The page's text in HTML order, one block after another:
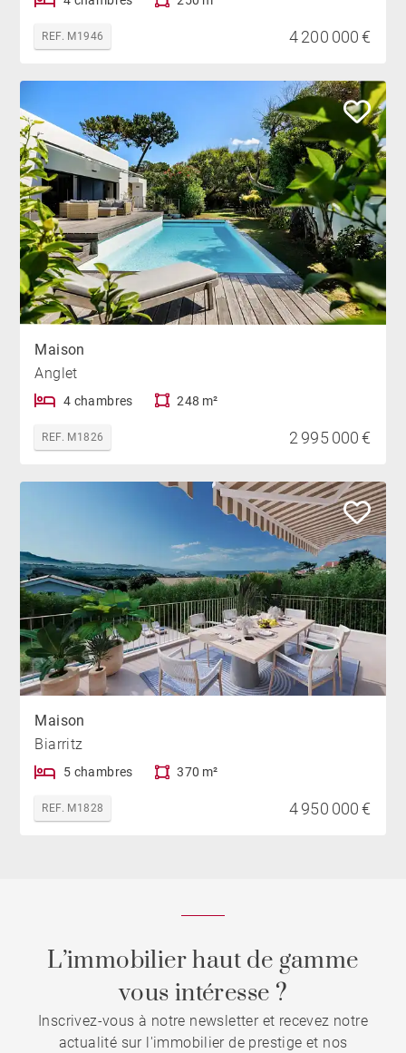
REF. M1946 4 200 000 €
Maison
Anglet
4 chambres 248 m²
REF. M1826 2 995 000 €
Maison
Biarritz
5 chambres 370 m²
REF. M1828 4 950 000 €
L’immobilier haut de gamme
vous intéresse ?
Inscrivez-vous à notre newsletter et recevez notre
actualité sur l'immobilier de prestige et nos